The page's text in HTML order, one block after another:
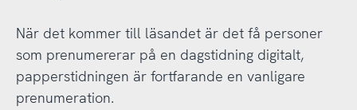
När det kommer till läsandet är det få personer
som prenumererar på en dagstidning digitalt,
papperstidningen är fortfarande en vanligare
prenumeration.